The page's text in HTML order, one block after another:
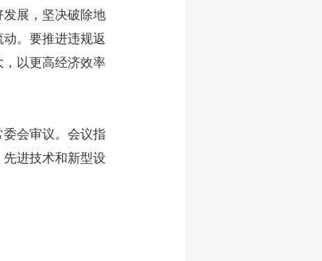
展，坚决破除地
。要推进违规返
以更高经济效率
会审议。会议指
进技术和新型设